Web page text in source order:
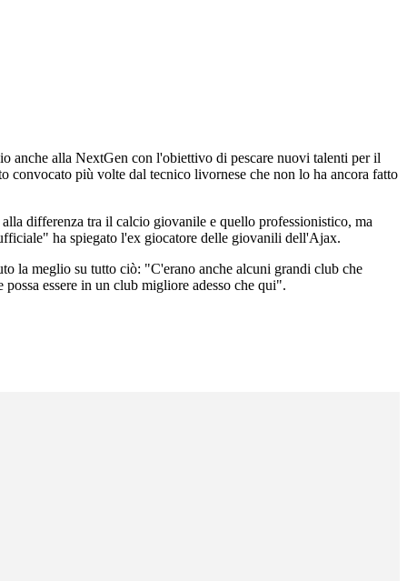
anche alla NextGen con l'obiettivo di pescare nuovi talenti per il
convocato più volte dal tecnico livornese che non lo ha ancora fatto
differenza tra il calcio giovanile e quello professionistico, ma
ha spiegato l'ex giocatore delle giovanili dell'Ajax.
la meglio su tutto ciò: "C'erano anche alcuni grandi club che
essere in un club migliore adesso che qui".